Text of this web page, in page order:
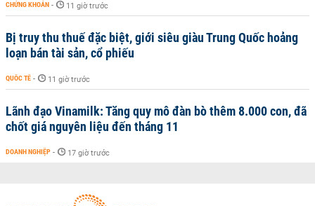
CHỨNG KHOÁN - 11 giờ trước
Bị truy thu thuế đặc biệt, giới siêu giàu Trung Quốc hoảng
loạn bán tài sản, cổ phiếu
QUỐC TẾ - 11 giờ trước
Lãnh đạo Vinamilk: Tăng quy mô đàn bò thêm 8.000 con, đã
chốt giá nguyên liệu đến tháng 11
DOANH NGHIỆP - 17 giờ trước